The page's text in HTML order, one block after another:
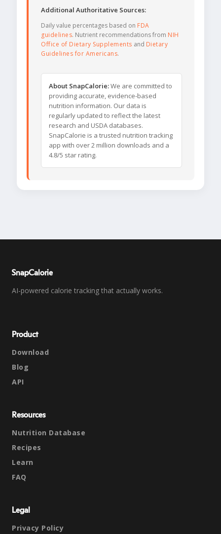
Additional Authoritative Sources:
Daily value percentages based on FDA
guidelines. Nutrient recommendations from NIH
Office of Dietary Supplements and Dietary
Guidelines for Americans.
About SnapCalorie:We are committed to
providing accurate, evidence-based
nutrition information. Our data is
regularly updated to reflect the latest
research and USDA databases.
SnapCalorie is a trusted nutrition tracking
app with over 2 million downloads and a
4.8/5 star rating.
SnapCalorie
AI-powered calorie tracking that actually works.
Product
Download
Blog
API
Resources
Nutrition Database
Recipes
Learn
FAQ
Legal
Privacy Policy